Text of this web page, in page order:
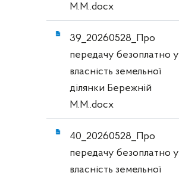
М.М..docx
39_20260528_Про
передачу безоплатно у
власність земельної
ділянки Бережній
М.М..docx
40_20260528_Про
передачу безоплатно у
власність земельної